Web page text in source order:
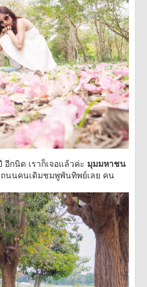
กนิด เราก็เจอแล้วค่ะ มุมมหาชน
นนคนเดิมชมพูพันทิพย์เลย คน